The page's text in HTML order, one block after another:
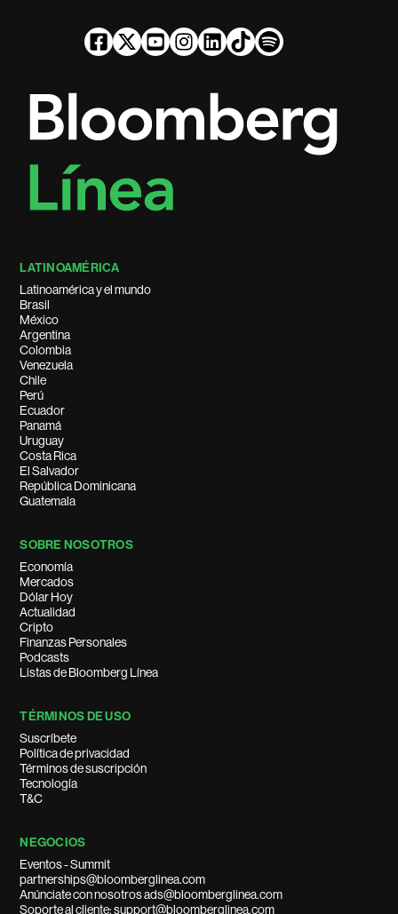
LATINOAMÉRICA
Latinoamérica y el mundo
Brasil
México
Argentina
Colombia
Venezuela
Chile
Perú
Ecuador
Panamá
Uruguay
Costa Rica
El Salvador
República Dominicana
Guatemala
SOBRE NOSOTROS
Economía
Mercados
Dólar Hoy
Actualidad
Cripto
Finanzas Personales
Podcasts
Listas de Bloomberg Línea
TÉRMINOS DE USO
Suscríbete
Política de privacidad
Términos de suscripción
Tecnología
T&C
NEGOCIOS
Eventos - Summit
partnerships@bloomberglinea.com
Anúnciate con nosotros ads@bloomberglinea.com
Soporte al cliente: support@bloomberglinea.com